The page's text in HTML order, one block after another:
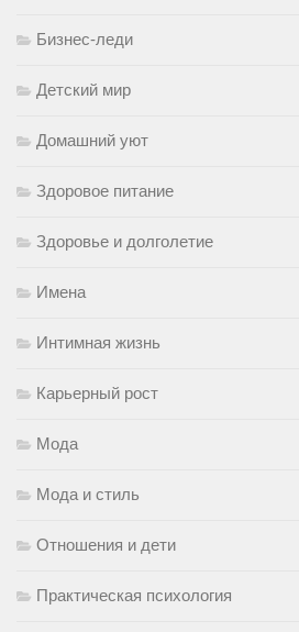
Бизнес-леди
Детский мир
Домашний уют
Здоровое питание
Здоровье и долголетие
Имена
Интимная жизнь
Карьерный рост
Мода
Мода и стиль
Отношения и дети
Практическая психология